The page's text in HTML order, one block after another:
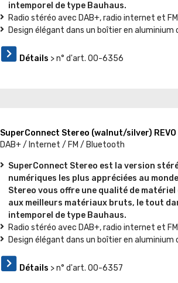
intemporel de type Bauhaus.
Radio stéréo avec DAB+, radio internet et FM
Design élégant dans un boîtier en
Détails > n° d'art. 00-6356
SuperConnect Stereo (walnut/silver) REVO
DAB+ / Internet / FM / Bluetooth
SuperConnect Stereo est la version
numériques les plus appréciées au
Stereo vous offre une qualité de matériel
aux meilleurs matériaux bruts, le tout
intemporel de type Bauhaus.
Radio stéréo avec DAB+, radio internet et FM
Design élégant dans un boîtier en
Détails > n° d'art. 00-6357